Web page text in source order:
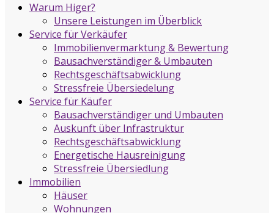
Warum Higer?
Unsere Leistungen im Überblick
Service für Verkäufer
Immobilienvermarktung & Bewertung
Bausachverständiger & Umbauten
Rechtsgeschäftsabwicklung
Stressfreie Übersiedelung
Service für Käufer
Bausachverständiger und Umbauten
Auskunft über Infrastruktur
Rechtsgeschäftsabwicklung
Energetische Hausreinigung
Stressfreie Übersiedlung
Immobilien
Häuser
Wohnungen